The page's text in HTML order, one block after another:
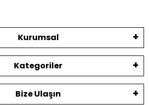
Kurumsal
Kategoriler
Bize Ulaşın